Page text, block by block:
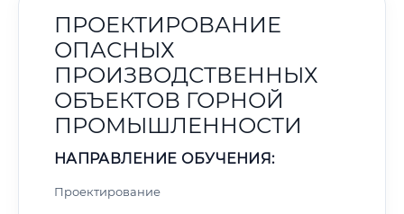
ПРОЕКТИРОВАНИЕ
ОПАСНЫХ
ПРОИЗВОДСТВЕННЫХ
ОБЪЕКТОВ ГОРНОЙ
ПРОМЫШЛЕННОСТИ
НАПРАВЛЕНИЕ ОБУЧЕНИЯ:
Проектирование